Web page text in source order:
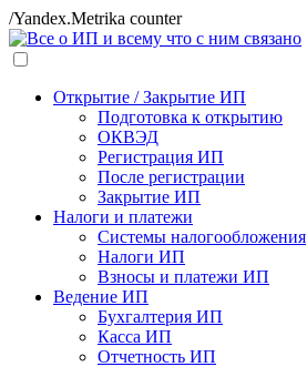
/Yandex.Metrika counter
Открытие / Закрытие ИП
Подготовка к открытию
ОКВЭД
Регистрация ИП
После регистрации
Закрытие ИП
Налоги и платежи
Системы налогообложения
Налоги ИП
Взносы и платежи ИП
Ведение ИП
Бухгалтерия ИП
Касса ИП
Отчетность ИП